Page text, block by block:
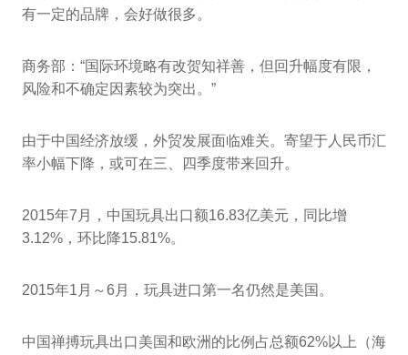
有一定的品牌，会好做很多。
商务部：“国际环境略有改贺知祥善，但回升幅度有限，
风险和不确定因素较为突出。”
由于中国经济放缓，外贸发展面临难关。寄望于人民币汇
率小幅下降，或可在三、四季度带来回升。
2015年7月，中国玩具出口额16.83亿美元，同比增
3.12%，环比降15.81%。
2015年1月～6月，玩具进口第一名仍然是美国。
中国禅搏玩具出口美国和欧洲的比例占总额62%以上（海